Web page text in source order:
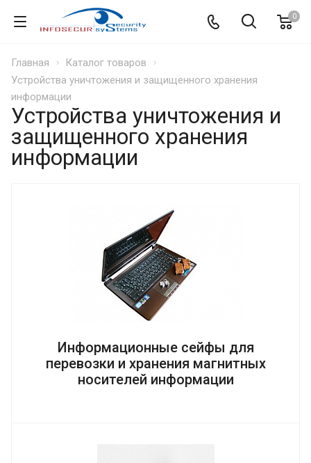
0
Главная
Каталог товаров
Устройства уничтожения и защищенного хранения
информации
Устройства уничтожения и
защищенного хранения
информации
Информационные сейфы для
перевозки и хранения магнитных
носителей информации